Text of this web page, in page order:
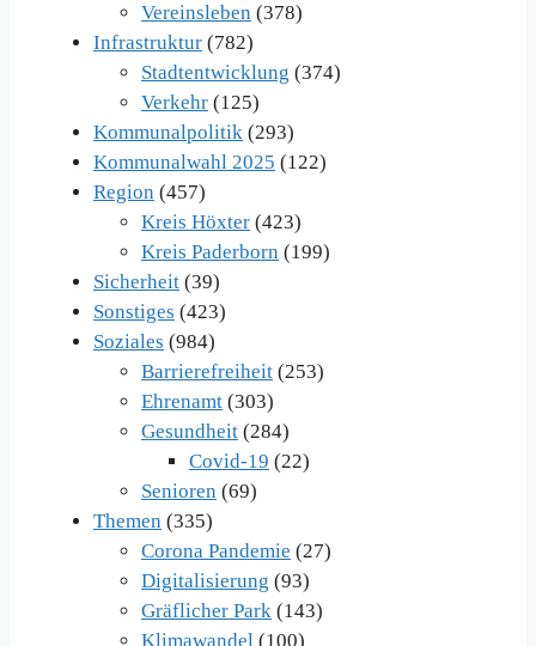
Vereinsleben (378)
Infrastruktur (782)
Stadtentwicklung (374)
Verkehr (125)
Kommunalpolitik (293)
Kommunalwahl 2025 (122)
Region (457)
Kreis Höxter (423)
Kreis Paderborn (199)
Sicherheit (39)
Sonstiges (423)
Soziales (984)
Barrierefreiheit (253)
Ehrenamt (303)
Gesundheit (284)
Covid-19 (22)
Senioren (69)
Themen (335)
Corona Pandemie (27)
Digitalisierung (93)
Gräflicher Park (143)
Klimawandel (100)